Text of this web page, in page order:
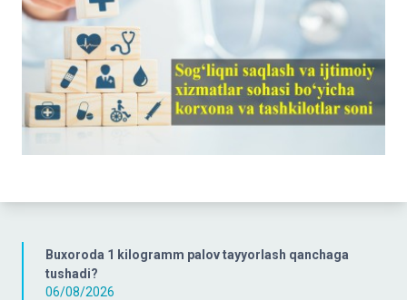
Buxoroda 1 kilogramm palov tayyorlash qanchaga
tushadi?
06/08/2026